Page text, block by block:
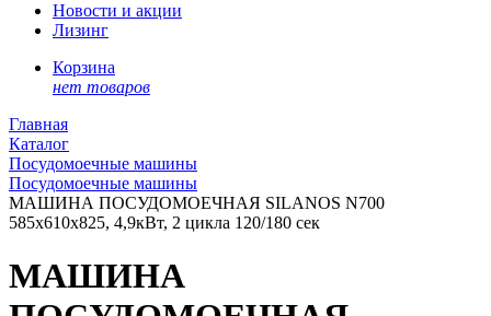
Новости и акции
Лизинг
Корзина
нет товаров
Главная
Каталог
Посудомоечные машины
Посудомоечные машины
МАШИНА ПОСУДОМОЕЧНАЯ SILANOS N700
585x610x825, 4,9кВт, 2 цикла 120/180 сек
МАШИНА